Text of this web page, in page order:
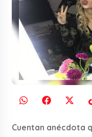
Cuentan anécdota